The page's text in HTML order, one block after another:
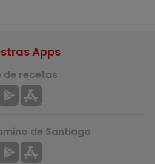
Apps
de recetas
de Santiago